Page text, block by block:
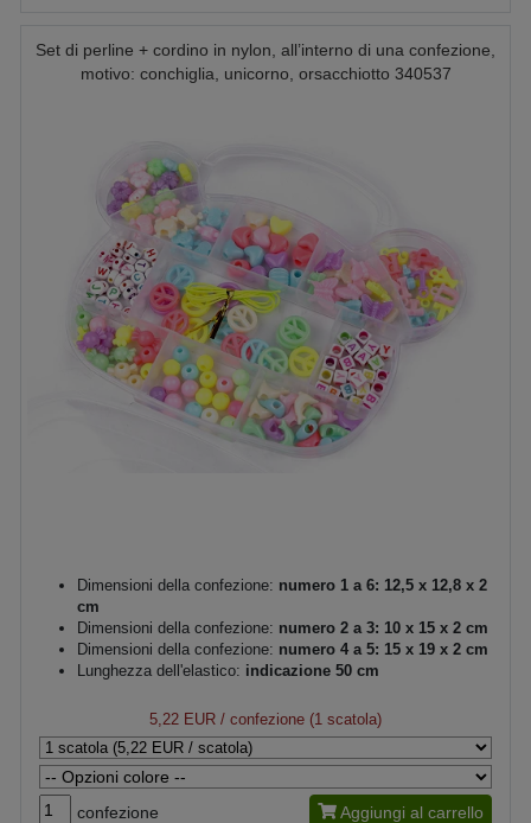
Set di perline + cordino in nylon, all’interno di una confezione,
motivo: conchiglia, unicorno, orsacchiotto 340537
Dimensioni della confezione: numero 1 a 6: 12,5 x 12,8 x 2
cm
Dimensioni della confezione: numero 2 a 3: 10 x 15 x 2 cm
Dimensioni della confezione: numero 4 a 5: 15 x 19 x 2 cm
Lunghezza dell'elastico: indicazione 50 cm
5,22 EUR / confezione (1 scatola)
confezione Aggiungi al carrello